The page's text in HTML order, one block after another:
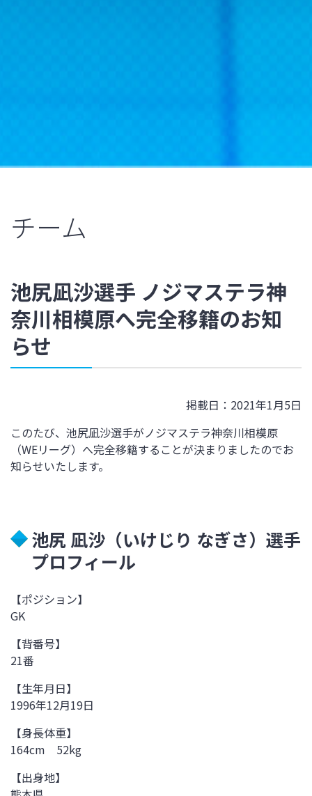
チーム
池尻凪沙選手 ノジマステラ神
奈川相模原へ完全移籍のお知
らせ
掲載日：2021年1月5日
このたび、池尻凪沙選手がノジマステラ神奈川相模原
（WEリーグ）へ完全移籍することが決まりましたのでお
知らせいたします。
池尻 凪沙（いけじり なぎさ）選手
プロフィール
【ポジション】
GK
【背番号】
21番
【生年月日】
1996年12月19日
【身長体重】
164cm 52kg
【出身地】